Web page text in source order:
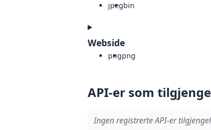
jpegbin
Webside
pngpng
API-er som
Ingen registrerte API-er